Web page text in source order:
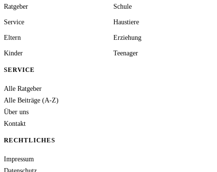
Ratgeber Schule
Service Haustiere
Eltern Erziehung
Kinder Teenager
SERVICE
Alle Ratgeber
Alle Beiträge (A-Z)
Über uns
Kontakt
RECHTLICHES
Impressum